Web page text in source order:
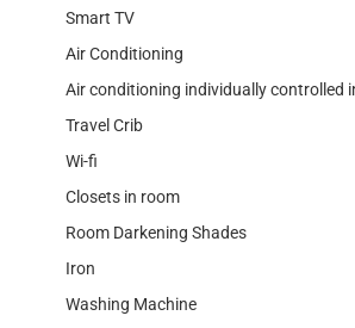
Smart TV
Air Conditioning
Air conditioning individually controlled
Travel Crib
Wi-fi
Closets in room
Room Darkening Shades
Iron
Washing Machine